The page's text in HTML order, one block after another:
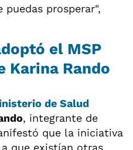
puedas prosperar",
el MSP
Karina Rando
de Salud
, integrante de
que la iniciativa
que existían otras